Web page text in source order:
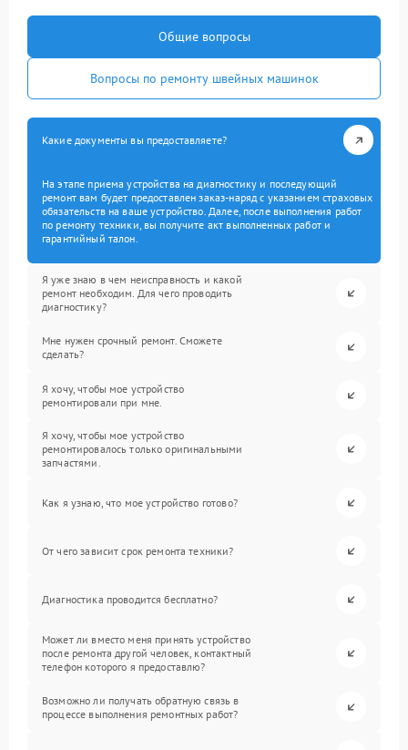
Общие вопросы
Вопросы по ремонту швейных машинок
Какие документы вы предоставляете?
На этапе приема устройства на диагностику и последующий
ремонт вам будет предоставлен заказ-наряд с указанием страховых
обязательств на ваше устройство. Далее, после выполнения работ
по ремонту техники, вы получите акт выполненных работ и
гарантийный талон.
Я уже знаю в чем неисправность и какой
ремонт необходим. Для чего проводить
диагностику?
Мне нужен срочный ремонт. Сможете
сделать?
Я хочу, чтобы мое устройство
ремонтировали при мне.
Я хочу, чтобы мое устройство
ремонтировалось только оригинальными
запчастями.
Как я узнаю, что мое устройство готово?
От чего зависит срок ремонта техники?
Диагностика проводится бесплатно?
Может ли вместо меня принять устройство
после ремонта другой человек, контактный
телефон которого я предоставлю?
Возможно ли получать обратную связь в
процессе выполнения ремонтных работ?